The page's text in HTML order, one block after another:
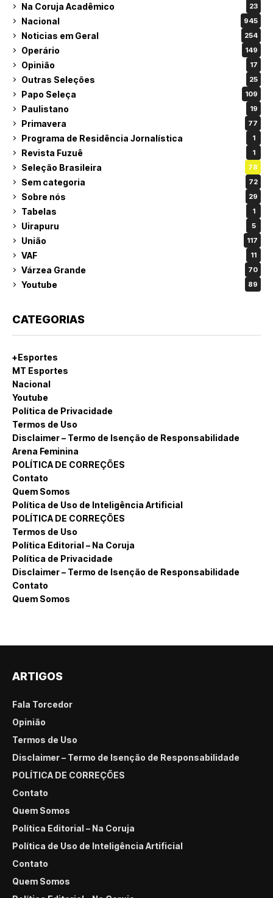
Na Coruja Acadêmico 23
Nacional 945
Noticias em Geral 254
Operário 149
Opinião 17
Outras Seleções 25
Papo Seleça 109
Paulistano 19
Primavera 77
Programa de Residência Jornalística 1
Revista Fuzuê 1
Seleção Brasileira 78
Sem categoria 72
Sobre nós 29
Tabelas 1
Uirapuru 5
União 117
VAF 11
Várzea Grande 70
Youtube 89
CATEGORIAS
+Esportes
MT Esportes
Nacional
Youtube
Política de Privacidade
Termos de Uso
Disclaimer – Termo de Isenção de Responsabilidade
Arena Feminina
POLÍTICA DE CORREÇÕES
Contato
Quem Somos
Política de Uso de Inteligência Artificial
POLÍTICA DE CORREÇÕES
Termos de Uso
Política Editorial – Na Coruja
Política de Privacidade
Disclaimer – Termo de Isenção de Responsabilidade
Contato
Quem Somos
ARTIGOS
Fala Torcedor
Opinião
Termos de Uso
Disclaimer – Termo de Isenção de Responsabilidade
POLÍTICA DE CORREÇÕES
Contato
Quem Somos
Política Editorial – Na Coruja
Política de Uso de Inteligência Artificial
Contato
Quem Somos